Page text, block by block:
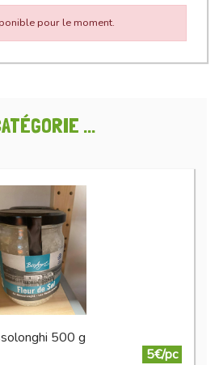
pour le moment.
...
500 g
5€/pc